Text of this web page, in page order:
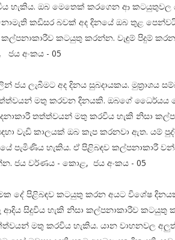
හැකිය. ඔබ මෙතෙක් කරගෙන ආ කටයුතුවල
කඩිසර බවක් අද දිනයේ ඔබ තුළ
කල්පනාකාරීව කටයුතු කරන්න. වැඳුම් පිදුම්
අංකය - 05
ජය ලැබීමට අද දිනය සුබදායකය. මුත්‍රාශය
මතු කරවන දිනයකි. ඔබගේ ධෛර්යය
තත්ත්වයන් මතු කරවිය හැකි නිසා
වැඩි කාලයක් ඔබ කැප කරනවා ඇත. යම්
පැමිණිය හැකිය. ඒ පිළිබඳව කල්පනාකාරී
ජය වර්ණය - කොළ, ජය අංකය - 05
දේ පිළිබඳව කටයුතු කරන අයට විශේෂ
සිදුවිය හැකි නිසා කල්පනාකාරීව කටයුතු
මතු කරවිය හැකිය. යාන වාහනවල